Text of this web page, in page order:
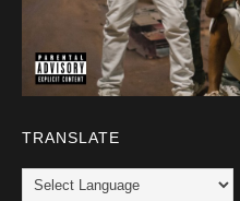
TRANSLATE